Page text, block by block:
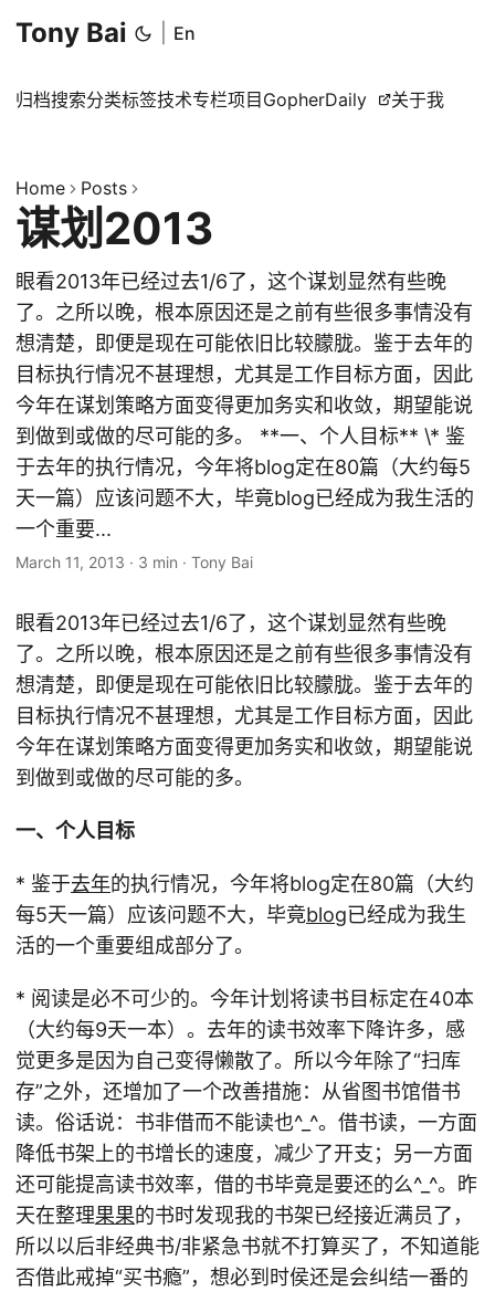
Tony Bai En
归档搜索分类标签技术专栏项目 GopherDaily 关于我
Home Posts
谋划2013
眼看2013年已经过去1/6了，这个谋划显然有些晚
了。之所以晚，根本原因还是之前有些很多事情没有
想清楚，即便是现在可能依旧比较朦胧。鉴于去年的
目标执行情况不甚理想，尤其是工作目标方面，因此
今年在谋划策略方面变得更加务实和收敛，期望能说
到做到或做的尽可能的多。 **一、个人目标** \* 鉴
于去年的执行情况，今年将blog定在80篇（大约每5
天一篇）应该问题不大，毕竟blog已经成为我生活的
一个重要...
March 11, 2013 · 3 min · Tony Bai
眼看2013年已经过去1/6了，这个谋划显然有些晚
了。之所以晚，根本原因还是之前有些很多事情没有
想清楚，即便是现在可能依旧比较朦胧。鉴于去年的
目标执行情况不甚理想，尤其是工作目标方面，因此
今年在谋划策略方面变得更加务实和收敛，期望能说
到做到或做的尽可能的多。
一、个人目标
* 鉴于去年的执行情况，今年将blog定在80篇（大约
每5天一篇）应该问题不大，毕竟blog已经成为我生
活的一个重要组成部分了。
* 阅读是必不可少的。今年计划将读书目标定在40本
（大约每9天一本）。去年的读书效率下降许多，感
觉更多是因为自己变得懒散了。所以今年除了“扫库
存”之外，还增加了一个改善措施：从省图书馆借书
读。俗话说：书非借而不能读也^_^。借书读，一方面
降低书架上的书增长的速度，减少了开支；另一方面
还可能提高读书效率，借的书毕竟是要还的么^_^。昨
天在整理果果的书时发现我的书架已经接近满员了，
所以以后非经典书/非紧急书就不打算买了，不知道能
否借此戒掉“买书瘾”，想必到时侯还是会纠结一番的